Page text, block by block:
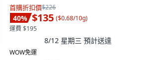
首購折扣價$226
40% $135 ($0.68/10g)
運費 $195
8/12 星期三 預計送達
WOW免運